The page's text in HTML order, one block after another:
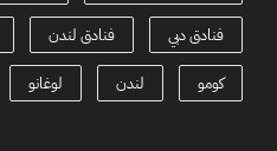
فنادق دبي فنادق لندن
كومو لندن لوغانو